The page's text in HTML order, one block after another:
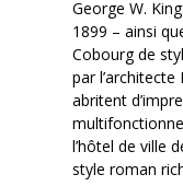
George W.
1899 – ainsi
Cobourg de
par
abritent
l’hôtel de ville
style roman